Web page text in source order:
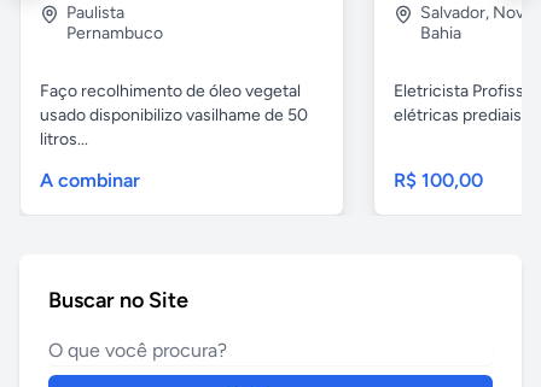
Paulista
Pernambuco
Faço recolhimento de óleo vegetal
usado disponibilizo vasilhame de 50
litros...
A combinar
Salvador, Nova
Bahia
Eletricista
elétricas prediais e
R$ 100,00
Buscar no Site